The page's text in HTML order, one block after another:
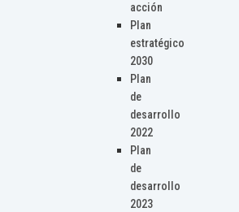
acción
Plan
estratégico
2030
Plan
de
desarrollo
2022
Plan
de
desarrollo
2023